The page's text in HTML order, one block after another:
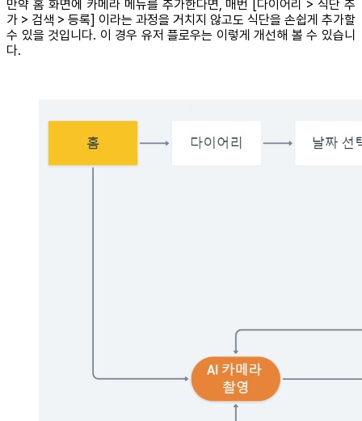
만약 홈 화면에 카메라 메뉴를 추가한다면, 매번 [다이어리 > 식단 추
가 > 검색 > 등록] 이라는 과정을 거치지 않고도 식단을 손쉽게 추가할
수 있을 것입니다. 이 경우 유저 플로우는 이렇게 개선해 볼 수 있습니
다.